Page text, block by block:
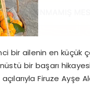
bir ailenin en küçük
bir başarı
Firuze Ayşe